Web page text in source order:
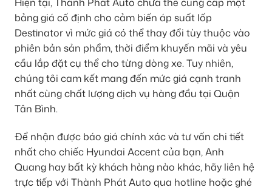
bảng giá cố định cho cảm biến áp suất lốp
Destinator vì mức giá có thể thay đổi tùy thuộc vào
phiên bản sản phẩm, thời điểm khuyến mãi và yêu
cầu lắp đặt cụ thể cho từng dòng xe. Tuy nhiên,
chúng tôi cam kết mang đến mức giá cạnh tranh
nhất cùng chất lượng dịch vụ hàng đầu tại Quận
Tân Bình.
Để nhận được báo giá chính xác và tư vấn chi tiết
nhất cho chiếc Hyundai Accent của bạn, Anh
Quang hay bất kỳ khách hàng nào khác, hãy liên hệ
trực tiếp với Thành Phát Auto qua hotline hoặc ghé